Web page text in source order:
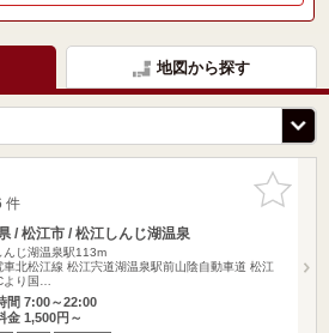
地図から探す
お気に入
りに追加
件
/ 松江市 / 松江しんじ湖温泉
んじ湖温泉駅113m
車北松江線 松江宍道湖温泉駅前山陰自動車道 松江
より国…
間 7:00～22:00
金 1,500円～